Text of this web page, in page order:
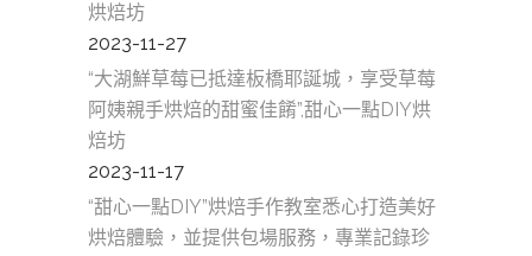
烘焙坊
2023-11-27
“大湖鮮草莓已抵達板橋耶誕城，享受草莓
阿姨親手烘焙的甜蜜佳餚”,甜心一點DIY烘
焙坊
2023-11-17
“甜心一點DIY”烘焙手作教室悉心打造美好
烘焙體驗，並提供包場服務，專業記錄珍